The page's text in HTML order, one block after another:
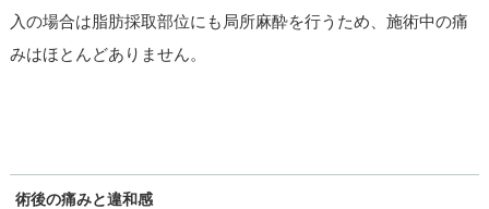
入の場合は脂肪採取部位にも局所麻酔を行うため、施術中の痛
みはほとんどありません。
術後の痛みと違和感